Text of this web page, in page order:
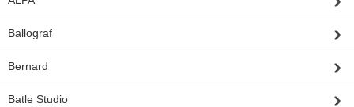
Ballograf
Bernard
Batle Studio